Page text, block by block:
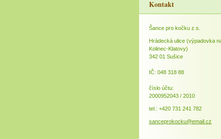
Kontakt
Šance pro kočku z.s.
Hrádecká ulice (výpadovka
Kolinec-Klatovy)
342 01 Sušice
IČ: 048 318 88
číslo účtu:
2000952043 / 2010
tel.: +420 731 241 782
sanceprokocku@email.cz